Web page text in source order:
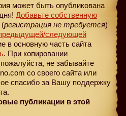
может быть опубликована
Добавьте собственную
(регистрация не требуется)
/следующей
в основную часть сайта
. При копировании
не забывайте
со своего сайта или
спасибо за Вашу поддержку
публикации в этой